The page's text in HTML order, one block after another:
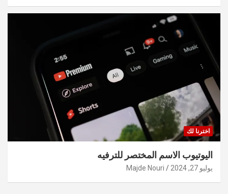
اخترنا لك
اليوتيوب الاسم المختصر للترفيه
يوليو 27, 2024 Majde Nouri